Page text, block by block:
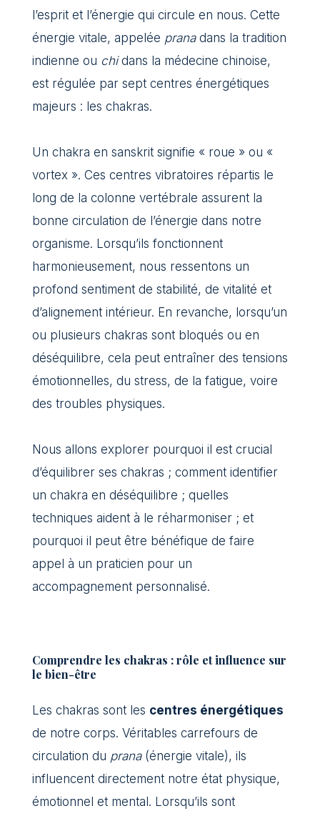
l’esprit et l’énergie qui circule en nous. Cette
énergie vitale, appelée pranadans la tradition
indienne ou chidans la médecine chinoise,
est régulée par sept centres énergétiques
majeurs : les chakras.
Un chakra en sanskrit signifie « roue » ou «
vortex ». Ces centres vibratoires répartis le
long de la colonne vertébrale assurent la
bonne circulation de l’énergie dans notre
organisme. Lorsqu’ils fonctionnent
harmonieusement, nous ressentons un
profond sentiment de stabilité, de vitalité et
d’alignement intérieur. En revanche, lorsqu’un
ou plusieurs chakras sont bloqués ou en
déséquilibre, cela peut entraîner des tensions
émotionnelles, du stress, de la fatigue, voire
des troubles physiques.
Nous allons explorer pourquoi il est crucial
d’équilibrer ses chakras ; comment identifier
un chakra en déséquilibre ; quelles
techniques aident à le réharmoniser ; et
pourquoi il peut être bénéfique de faire
appel à un praticien pour un
accompagnement personnalisé.
Comprendre les chakras : rôle et influence sur
le bien-être
Les chakras sont les centres énergétiques
de notre corps. Véritables carrefours de
circulation du prana(énergie vitale), ils
influencent directement notre état physique,
émotionnel et mental. Lorsqu’ils sont